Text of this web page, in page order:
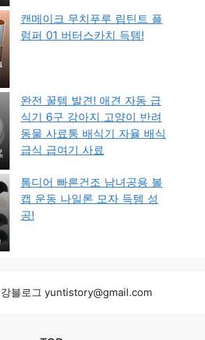
캔메이크 무치푸루 립틴트 플
럼퍼 01 버터스카치 득템!
완전 꿀템 발견! 애견 자동 급
식기 6구 강아지 고양이 반려
동물 사료통 배식기 자율 배식
급식 급여기 사료
톰디어 빠른건조 남녀공용 볼
캡 운동 나일론 모자 득템 성
공!
블로그 yuntistory@gmail.com